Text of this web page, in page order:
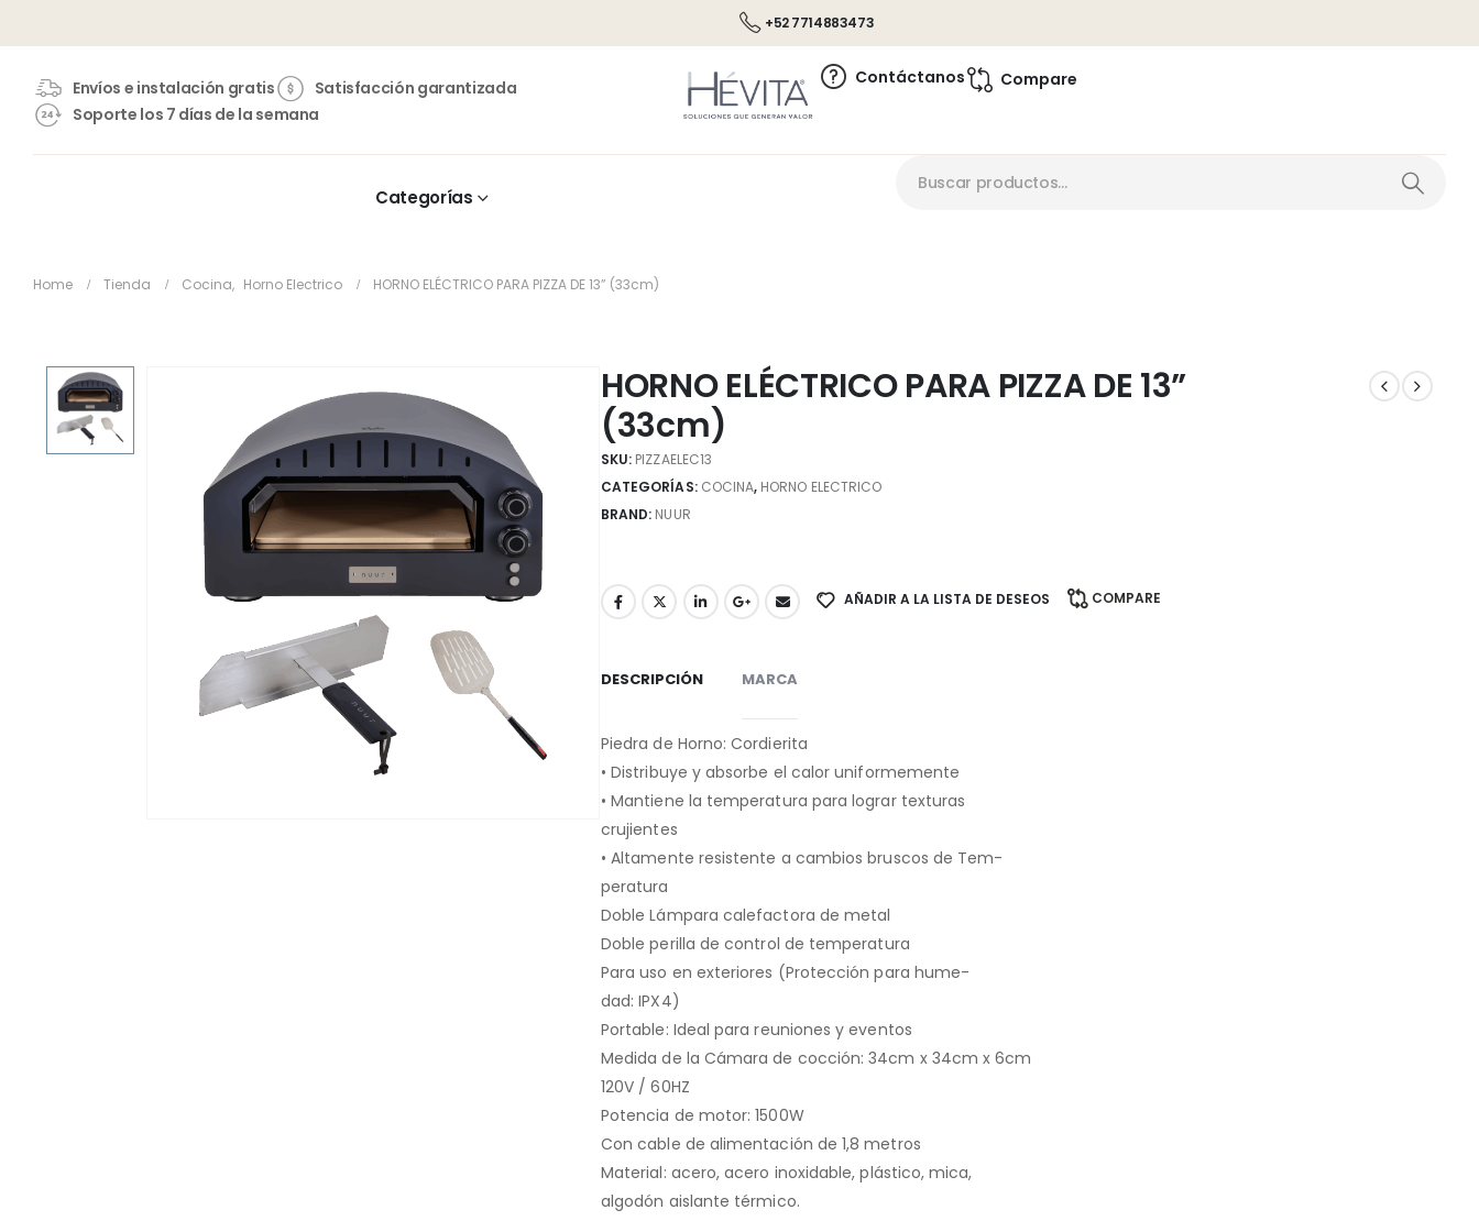
+52 7714883473
Envíos e instalación gratis
Satisfacción garantizada
Soporte los 7 días de la semana
Contáctanos Compare
Categorías
Home Tienda Cocina, Horno Electrico HORNO ELÉCTRICO PARA PIZZA DE 13” (33cm)
HORNO ELÉCTRICO PARA PIZZA DE 13”
(33cm)
SKU: PIZZAELEC13
CATEGORÍAS: COCINA, HORNO ELECTRICO
BRAND: NUUR
AÑADIR A LA LISTA DE DESEOS COMPARE
DESCRIPCIÓN MARCA
Piedra de Horno: Cordierita
• Distribuye y absorbe el calor uniformemente
• Mantiene la temperatura para lograr texturas
crujientes
• Altamente resistente a cambios bruscos de Tem-
peratura
Doble Lámpara calefactora de metal
Doble perilla de control de temperatura
Para uso en exteriores (Protección para hume-
dad: IPX4)
Portable: Ideal para reuniones y eventos
Medida de la Cámara de cocción: 34cm x 34cm x 6cm
120V / 60HZ
Potencia de motor: 1500W
Con cable de alimentación de 1,8 metros
Material: acero, acero inoxidable, plástico, mica,
algodón aislante térmico.